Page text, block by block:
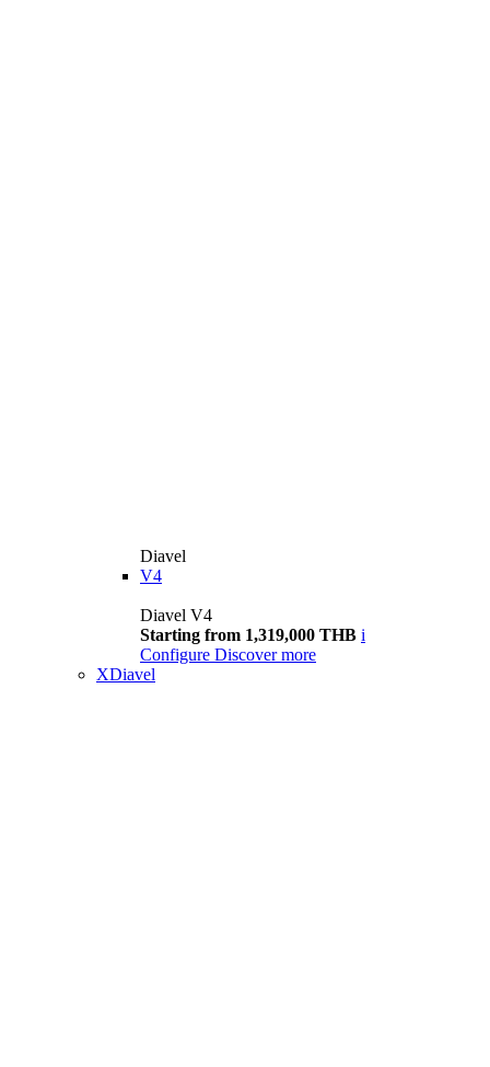
Diavel
V4
Diavel V4
Starting from 1,319,000 THB i
Configure Discover more
XDiavel